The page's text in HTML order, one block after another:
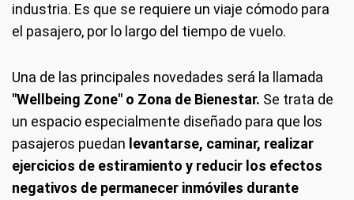
industria. Es que se requiere un viaje cómodo para
el pasajero, por lo largo del tiempo de vuelo.
Una de las principales novedades será la llamada
"Wellbeing Zone" o Zona de Bienestar. Se trata de
un espacio especialmente diseñado para que los
pasajeros puedan levantarse, caminar, realizar
ejercicios de estiramiento y reducir los efectos
negativos de permanecer inmóviles durante